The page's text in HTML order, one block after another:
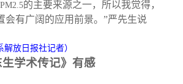
PM2.5的主要来源之一，所以我觉得，
会有广阔的应用前景。”严先生说
解放日报社记者）
学术传记》有感